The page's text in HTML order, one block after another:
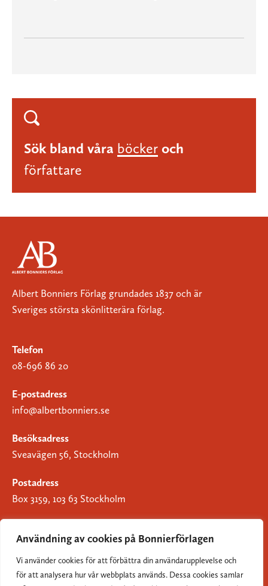
Användning av cookies på Bonnierförlagen
Vi använder cookies för att förbättra din användarupplevelse och
för att analysera hur vår webbplats används. Dessa cookies samlar
Sök bland våra böcker och
författare
Albert Bonniers Förlag grundades 1837 och är
Sveriges största skönlitterära förlag.
Telefon
08-696 86 20
E-postadress
info@albertbonniers.se
Besöksadress
Sveavägen 56, Stockholm
Postadress
Box 3159, 103 63 Stockholm
Om Bonnierförlagen